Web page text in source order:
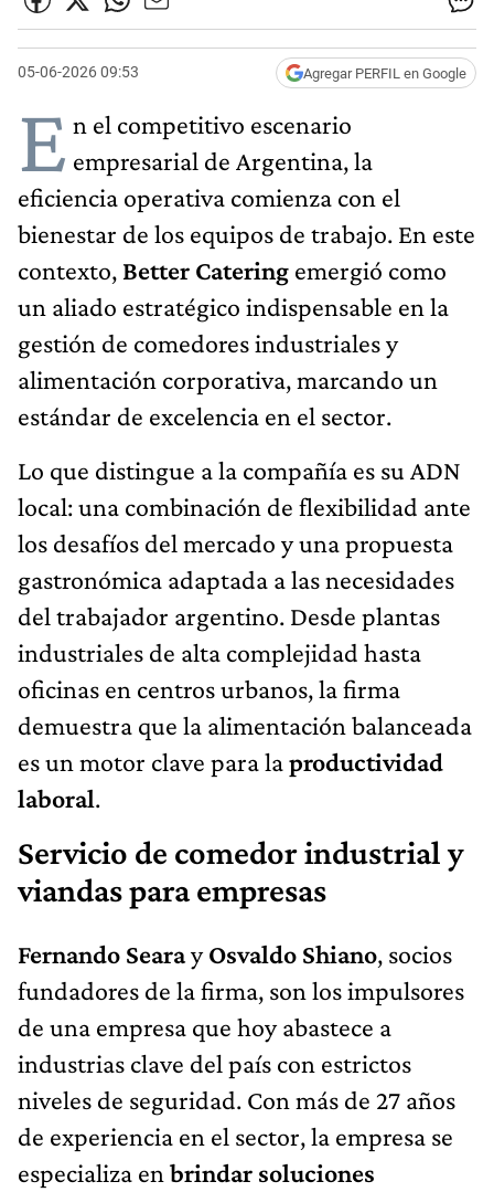
05-06-2026 09:53 Agregar PERFIL en Google
E n el competitivo escenario
empresarial de Argentina, la
eficiencia operativa comienza con el
bienestar de los equipos de trabajo. En este
contexto, Better Catering emergió como
un aliado estratégico indispensable en la
gestión de comedores industriales y
alimentación corporativa, marcando un
estándar de excelencia en el sector.
Lo que distingue a la compañía es su ADN
local: una combinación de flexibilidad ante
los desafíos del mercado y una propuesta
gastronómica adaptada a las necesidades
del trabajador argentino. Desde plantas
industriales de alta complejidad hasta
oficinas en centros urbanos, la firma
demuestra que la alimentación balanceada
es un motor clave para laproductividad
laboral.
Servicio de comedor industrial y
viandas para empresas
Fernando SearayOsvaldo Shiano, socios
fundadores de la firma, son los impulsores
de una empresa que hoy abastece a
industrias clave del país con estrictos
niveles de seguridad. Con más de 27 años
de experiencia en el sector, la empresa se
especializa en brindar soluciones